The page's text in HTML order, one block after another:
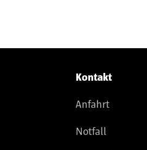
Kontakt
Anfahrt
Notfall